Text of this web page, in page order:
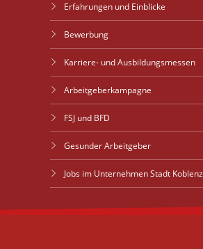
Erfahrungen und Einblicke
Bewerbung
Karriere- und Ausbildungsmessen
Arbeitgeberkampagne
FSJ und BFD
Gesunder Arbeitgeber
Jobs im Unternehmen Stadt Koblenz